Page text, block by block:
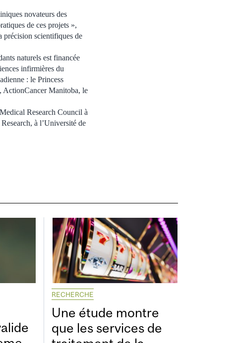
novateurs des
de ces projets »,
précision scientifiques de
naturels est financée
infirmières du
: le Princess
ActionCancer Manitoba, le
Research Council à
à l’Université de
RECHERCHE
Une étude montre
que les services de